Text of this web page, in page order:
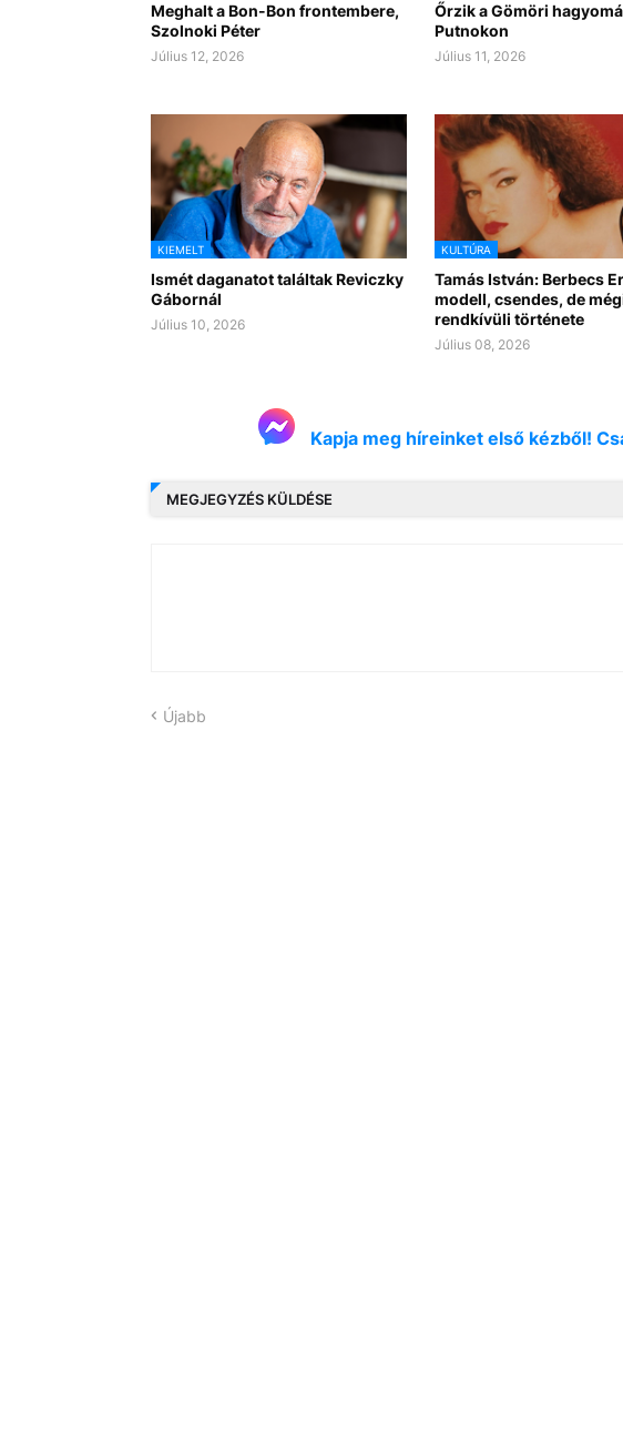
Meghalt a Bon-Bon frontembere,
Szolnoki Péter
Július 12, 2026
Őrzik a Gömöri
Putnokon
Július 11, 2026
KIEMELT
Ismét daganatot találtak Reviczky
Gábornál
Július 10, 2026
KULTÚRA
Tamás István: Berbecs
modell, csendes, de
rendkívüli története
Július 08, 2026
Kapja meg híreinket első kézből!
MEGJEGYZÉS KÜLDÉSE
Újabb